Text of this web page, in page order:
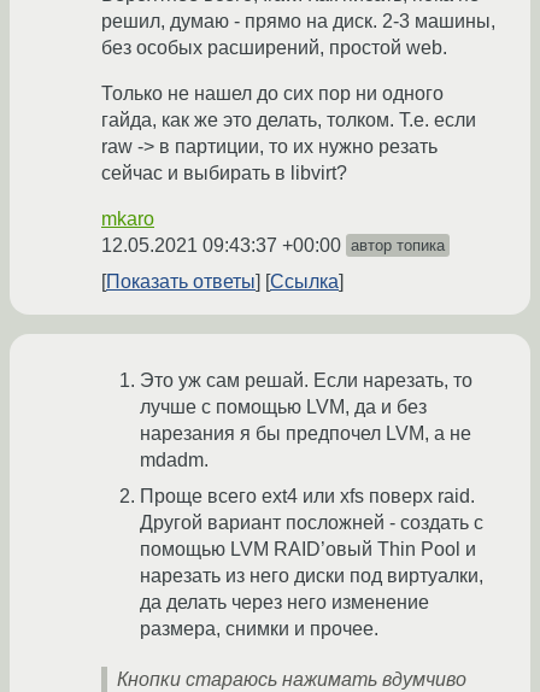
решил, думаю - прямо на диск. 2-3 машины,
без особых расширений, простой web.
Только не нашел до сих пор ни одного
гайда, как же это делать, толком. Т.е. если
raw -> в партиции, то их нужно резать
сейчас и выбирать в libvirt?
mkaro
12.05.2021 09:43:37 +00:00 автор топика
Показать ответы Ссылка
Это уж сам решай. Если нарезать, то
лучше с помощью LVM, да и без
нарезания я бы предпочел LVM, а не
mdadm.
Проще всего ext4 или xfs поверх raid.
Другой вариант посложней - создать с
помощью LVM RAID’овый Thin Pool и
нарезать из него диски под виртуалки,
да делать через него изменение
размера, снимки и прочее.
Кнопки стараюсь нажимать вдумчиво